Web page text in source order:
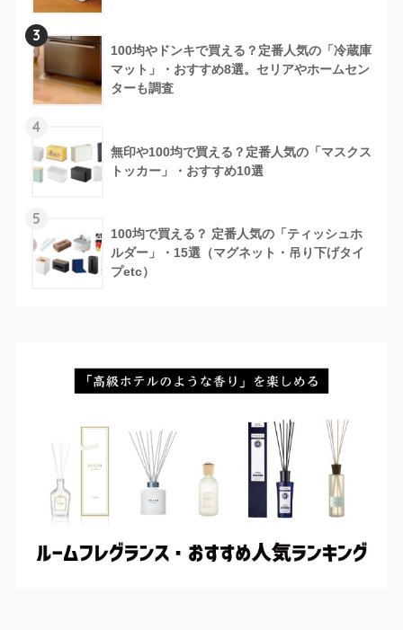
3
100均やドンキで買える？定番人気の「冷蔵庫
マット」・おすすめ8選。セリアやホームセン
ターも調査
4
無印や100均で買える？定番人気の「マスクス
トッカー」・おすすめ10選
5
100均で買える？ 定番人気の「ティッシュホ
ルダー」・15選（マグネット・吊り下げタイ
プetc）